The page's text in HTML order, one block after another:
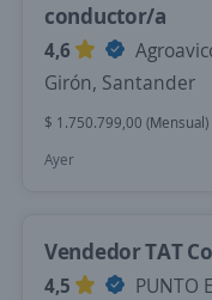
conductor/a
4,6
Girón, Santander
$ 1.750.799,00 (Mensual)
Ayer
Vendedor TAT
4,5
PUNTO